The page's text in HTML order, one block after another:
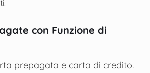
con Funzione di
prepagata e carta di credito.